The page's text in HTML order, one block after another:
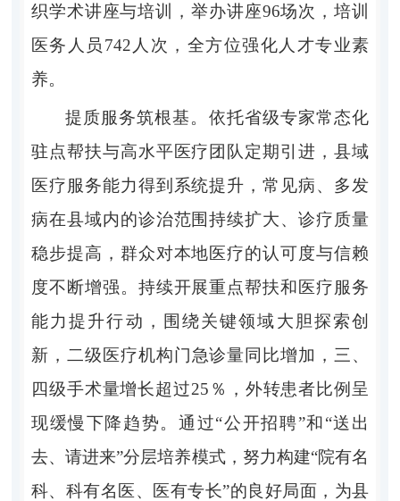
织学术讲座与培训，举办讲座96场次，培训
医务人员 742 人次，全方位强化人才专业素
养。
提质服务筑根基。 依托省级专家常态化
驻点帮扶与高水平医疗团队定期引进，县域
医疗服务能力得到系统提升，常见病、多发
病在县域内的诊治范围持续扩大、诊疗质量
稳步提高，群众对本地医疗的认可度与信赖
度不断增强。持续开展重点帮扶和医疗服务
能力提升行动，围绕关键领域大胆探索创
新，二级医疗机构门急诊量同比增加，三、
四级手术量增长超过25％ ，外转患者比例呈
现缓慢下降趋势。通过“公开招聘”和“送出
去、请进来”分层培养模式，努力构建“院有名
科、科有名医、医有专长”的良好局面，为县